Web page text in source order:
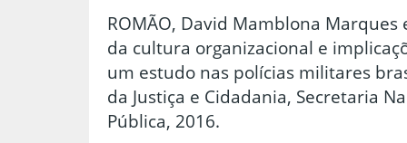
ROMÃO, David Mamblona
da cultura organizacional e
um estudo nas polícias militares
da Justiça e Cidadania, Secretaria
Pública, 2016.